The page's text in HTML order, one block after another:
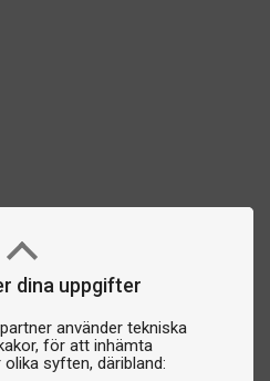
dina uppgifter
använder tekniska
för att inhämta
syften, däribland: